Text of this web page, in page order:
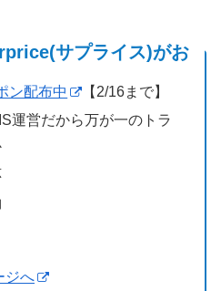
サプライス)がお
ン配布中
【2/16まで】
運営だから万が一のトラ
ジへ